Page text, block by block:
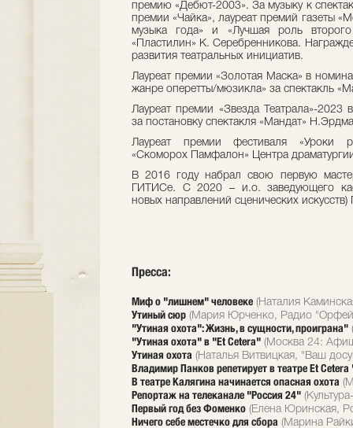
премию «Дебют-2003». За музыку к
премии «Чайка», лауреат премий газеты
музыка года» и «Лучшая роль
«Пластилин» К. Серебренникова.
развития театральных инициатив.
Лауреат премии «Золотая Маска» в
жанре оперетты/мюзикла» за спектакль
Лауреат премии «Звезда Театрала»-
за постановку спектакля «Мандат»
Лауреат премии фестиваля «Уроки
«Скоморох Памфалон» Центра
В 2016 году набрал свою первую
ГИТИСе. С 2020 – и.о. заведующего
новых направлений сценических
Пресса:
Миф о "лишнем" человеке (Наталия
Утиный сюр (Мария Юрченко, Радио
"Утиная охота": Жизнь, в сущности, проиграна"
"Утиная охота" в "Et Cetera" (Москва 24:
Утиная охота (Наталья Витвицкая, "Ваш
Владимир Панков репетирует в театре Et
В театре Калягина начинается опасная охота
Репортаж на телеканале "Россия 24"
Первый год без Фоменко (Елена Юринская,
Ничего себе местечко для сбора (Марина